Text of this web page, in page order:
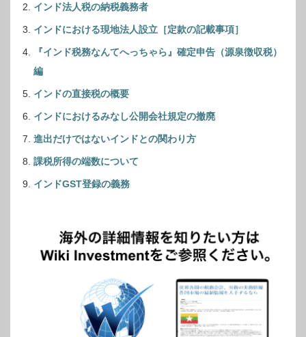
インド法人税の納税義務者
インドにおける現地法人設立［定款の記載事項］
『インド税務なんてへっちゃら』確定申告（源泉徴収税）
編
インドの直接税の概要
インドにおけるみなし公開会社規定の撤廃
進出だけではないインドとの関わり方
課税所得の端数について
インドGST登録の義務